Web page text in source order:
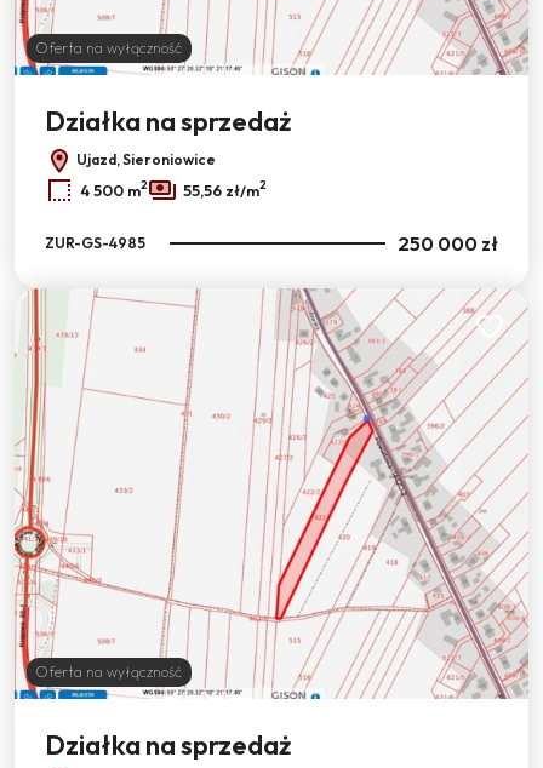
Oferta na wyłączność
Działka na sprzedaż
Ujazd, Sieroniowice
4 500 m2 55,56 zł/m2
ZUR-GS-4985 250 000 zł
Oferta na wyłączność
Dodaj
Działka na sprzedaż